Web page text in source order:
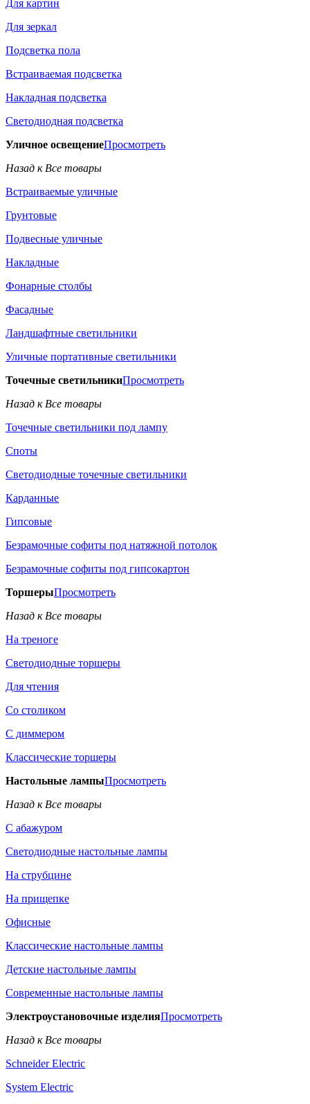
Для картин
Для зеркал
Подсветка пола
Встраиваемая подсветка
Накладная подсветка
Светодиодная подсветка
Уличное освещениеПросмотреть
Назад к Все товары
Встраиваемые уличные
Грунтовые
Подвесные уличные
Накладные
Фонарные столбы
Фасадные
Ландшафтные светильники
Уличные портативные светильники
Точечные светильникиПросмотреть
Назад к Все товары
Точечные светильники под лампу
Споты
Светодиодные точечные светильники
Карданные
Гипсовые
Безрамочные софиты под натяжной потолок
Безрамочные софиты под гипсокартон
ТоршерыПросмотреть
Назад к Все товары
На треноге
Светодиодные торшеры
Для чтения
Со столиком
С диммером
Классические торшеры
Настольные лампыПросмотреть
Назад к Все товары
С абажуром
Светодиодные настольные лампы
На струбцине
На прищепке
Офисные
Классические настольные лампы
Детские настольные лампы
Современные настольные лампы
Электроустановочные изделияПросмотреть
Назад к Все товары
Schneider Electric
System Electric